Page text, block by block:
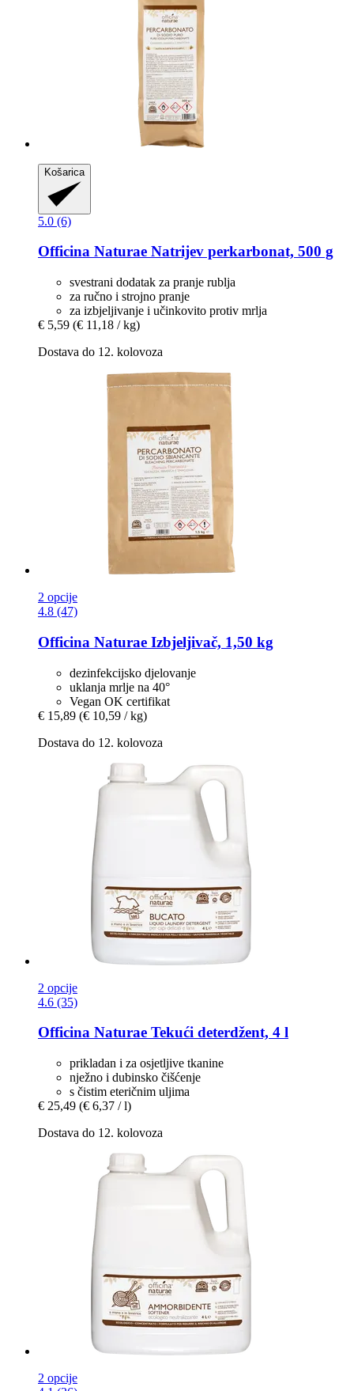
Košarica
5.0 (6)
Officina Naturae Natrijev perkarbonat, 500 g
svestrani dodatak za pranje rublja
za ručno i strojno pranje
za izbjeljivanje i učinkovito protiv mrlja
€ 5,59 (€ 11,18 / kg)
Dostava do 12. kolovoza
2 opcije
4.8 (47)
Officina Naturae Izbjeljivač, 1,50 kg
dezinfekcijsko djelovanje
uklanja mrlje na 40°
Vegan OK certifikat
€ 15,89 (€ 10,59 / kg)
Dostava do 12. kolovoza
2 opcije
4.6 (35)
Officina Naturae Tekući deterdžent, 4 l
prikladan i za osjetljive tkanine
nježno i dubinsko čišćenje
s čistim eteričnim uljima
€ 25,49 (€ 6,37 / l)
Dostava do 12. kolovoza
2 opcije